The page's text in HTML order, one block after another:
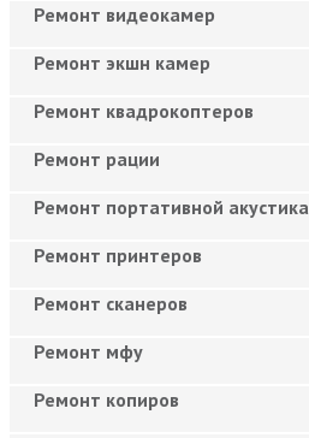
Ремонт видеокамер
Ремонт экшн камер
Ремонт квадрокоптеров
Ремонт рации
Ремонт портативной акустика
Ремонт принтеров
Ремонт сканеров
Ремонт мфу
Ремонт копиров